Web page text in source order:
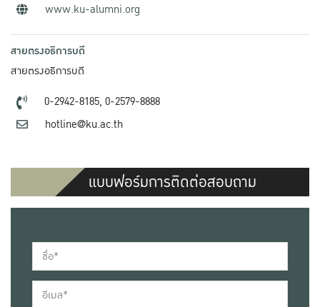
www.ku-alumni.org
สายตรงอธิการบดี
สายตรงอธิการบดี
0-2942-8185, 0-2579-8888
hotline@ku.ac.th
แบบฟอร์มการติดต่อสอบถาม